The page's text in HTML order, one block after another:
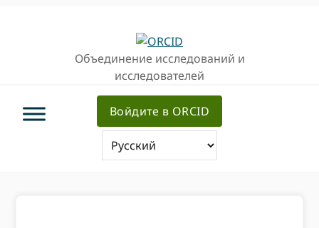
Объединение исследований и
исследователей
Войдите в ORCID